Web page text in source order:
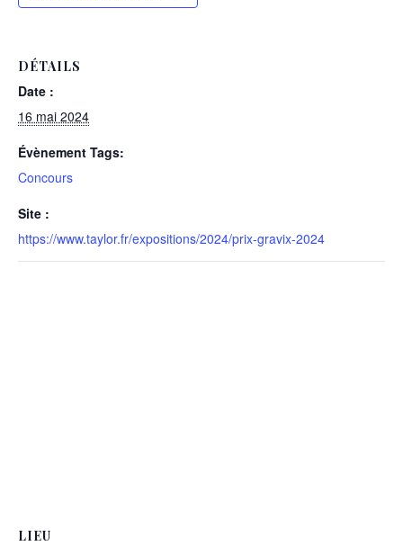
DÉTAILS
Date :
16 mai 2024
Évènement Tags:
Concours
Site :
https://www.taylor.fr/expositions/2024/prix-gravix-2024
LIEU